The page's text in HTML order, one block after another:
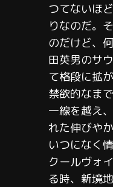
つてないほ
りなのだ。
のだけど、
田英男のサ
て格段に拡
禁欲的なま
一線を越え
れた伸びや
いつになく
クールヴォ
る時、新境